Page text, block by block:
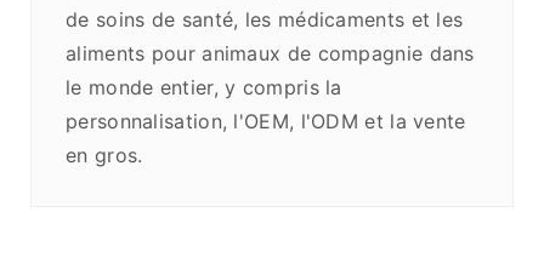
de soins de santé, les médicaments et les
aliments pour animaux de compagnie dans
le monde entier, y compris la
personnalisation, l'OEM, l'ODM et la vente
en gros.